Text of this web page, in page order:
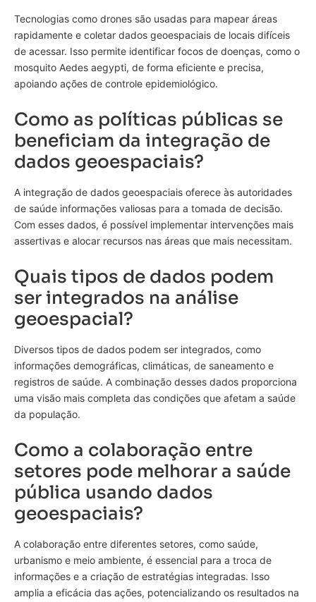
Tecnologias como drones são usadas para mapear áreas
rapidamente e coletar dados geoespaciais de locais difíceis
de acessar. Isso permite identificar focos de doenças, como o
mosquito Aedes aegypti, de forma eficiente e precisa,
apoiando ações de controle epidemiológico.
Como as políticas públicas se
beneficiam da integração de
dados geoespaciais?
A integração de dados geoespaciais oferece às autoridades
de saúde informações valiosas para a tomada de decisão.
Com esses dados, é possível implementar intervenções mais
assertivas e alocar recursos nas áreas que mais necessitam.
Quais tipos de dados podem
ser integrados na análise
geoespacial?
Diversos tipos de dados podem ser integrados, como
informações demográficas, climáticas, de saneamento e
registros de saúde. A combinação desses dados proporciona
uma visão mais completa das condições que afetam a saúde
da população.
Como a colaboração entre
setores pode melhorar a saúde
pública usando dados
geoespaciais?
A colaboração entre diferentes setores, como saúde,
urbanismo e meio ambiente, é essencial para a troca de
informações e a criação de estratégias integradas. Isso
amplia a eficácia das ações, potencializando os resultados na